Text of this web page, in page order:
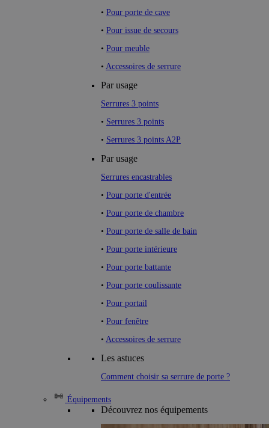
• Pour porte de cave
• Pour issue de secours
• Pour meuble
• Accessoires de serrure
Par usage
Serrures 3 points
• Serrures 3 points
• Serrures 3 points A2P
Par usage
Serrures encastrables
• Pour porte d'entrée
• Pour porte de chambre
• Pour porte de salle de bain
• Pour porte intérieure
• Pour porte battante
• Pour porte coulissante
• Pour portail
• Pour fenêtre
• Accessoires de serrure
Les astuces
Comment choisir sa serrure de porte ?
Équipements
Découvrez nos équipements